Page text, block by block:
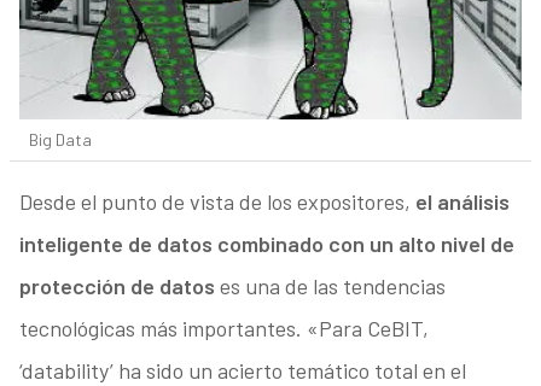
Big Data
Desde el punto de vista de los expositores, el análisis
inteligente de datos combinado con un alto nivel de
protección de datos es una de las tendencias
tecnológicas más importantes. «Para CeBIT,
‘datability’ ha sido un acierto temático total en el